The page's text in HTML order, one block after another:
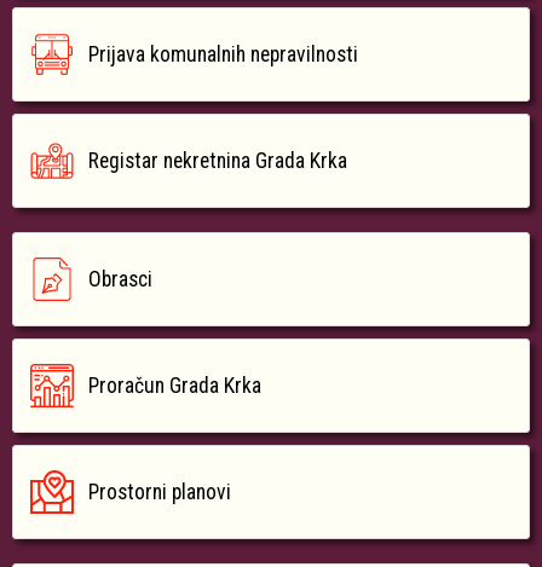
Prijava komunalnih nepravilnosti
Registar nekretnina Grada Krka
Obrasci
Proračun Grada Krka
Prostorni planovi